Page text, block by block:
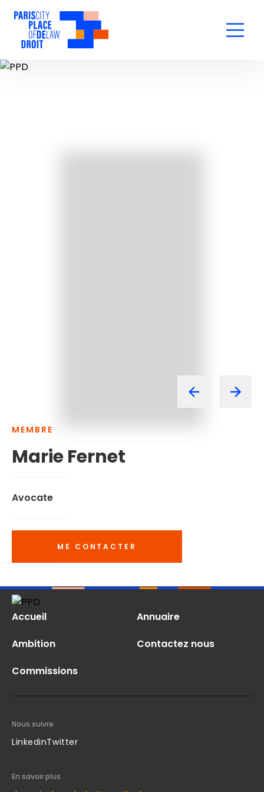
MEMBRE
MarieFernet
Avocate
ME CONTACTER
Accueil
Ambition
Commissions
Annuaire
Contactez nous
Nous suivre
LinkedinTwitter
En savoir plus